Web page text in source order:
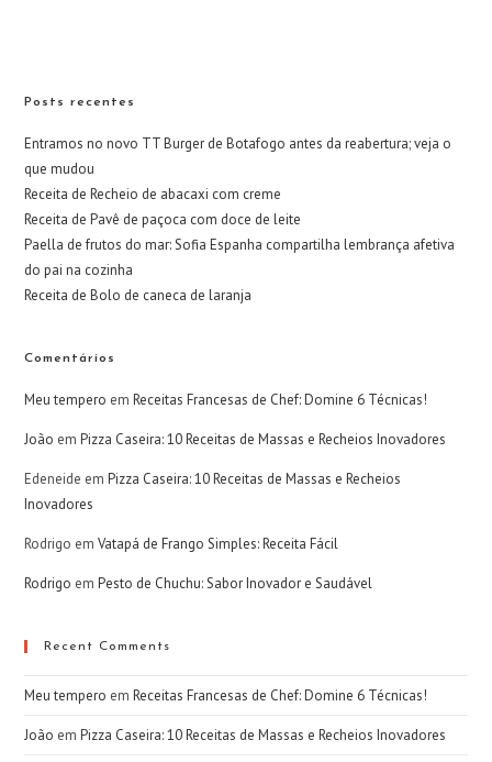
Posts recentes
Entramos no novo TT Burger de Botafogo antes da reabertura; veja o
que mudou
Receita de Recheio de abacaxi com creme
Receita de Pavê de paçoca com doce de leite
Paella de frutos do mar: Sofia Espanha compartilha lembrança afetiva
do pai na cozinha
Receita de Bolo de caneca de laranja
Comentários
Meu tempero emReceitas Francesas de Chef: Domine 6 Técnicas!
João emPizza Caseira: 10 Receitas de Massas e Recheios Inovadores
Edeneide emPizza Caseira: 10 Receitas de Massas e Recheios
Inovadores
Rodrigo emVatapá de Frango Simples: Receita Fácil
Rodrigo emPesto de Chuchu: Sabor Inovador e Saudável
Recent Comments
Meu tempero emReceitas Francesas de Chef: Domine 6 Técnicas!
João emPizza Caseira: 10 Receitas de Massas e Recheios Inovadores